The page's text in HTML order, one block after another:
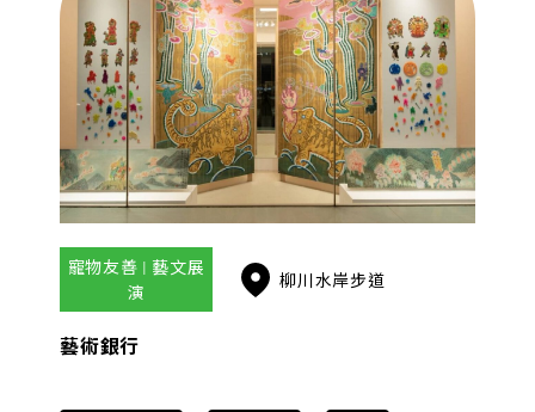
寵物友善 | 藝文展
演
柳川水岸步道
藝術銀行